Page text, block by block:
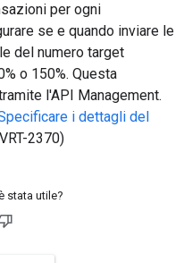
per ogni
se e quando inviare le
del numero target
o 150%. Questa
l'API Management.
i dettagli del
2370)
stata utile?